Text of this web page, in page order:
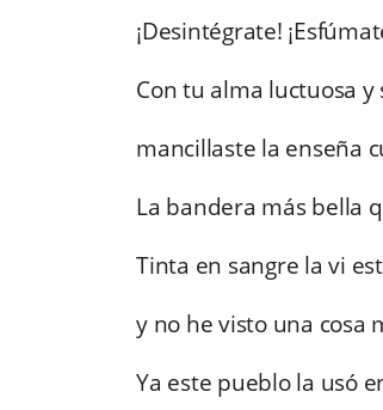
¡Desintégrate!
Con tu alma luctuosa y
mancillaste la enseña
La bandera más bella
Tinta en sangre la vi
y no he visto una cosa
Ya este pueblo la usó